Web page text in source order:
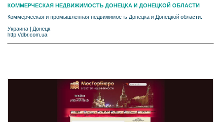
КОММЕРЧЕСКАЯ НЕДВИЖИМОСТЬ ДОНЕЦКА И ДОНЕЦКОЙ ОБЛАСТИ
Коммерческая и промышленная недвижимость Донецка и Донецкой области.
Украина | Донецк
http://dbr.com.ua